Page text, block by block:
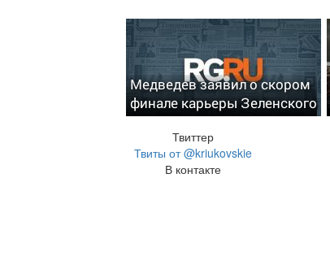
Медведев заявил о скором
финале карьеры Зеленского
Твиттер
Твиты от @kriukovskie
В контакте